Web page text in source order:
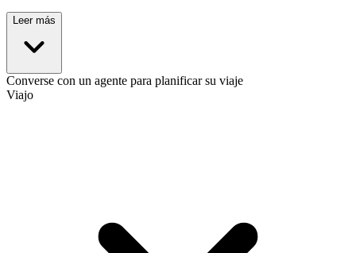
Leer más
Converse con un agente para planificar su viaje
Viajo